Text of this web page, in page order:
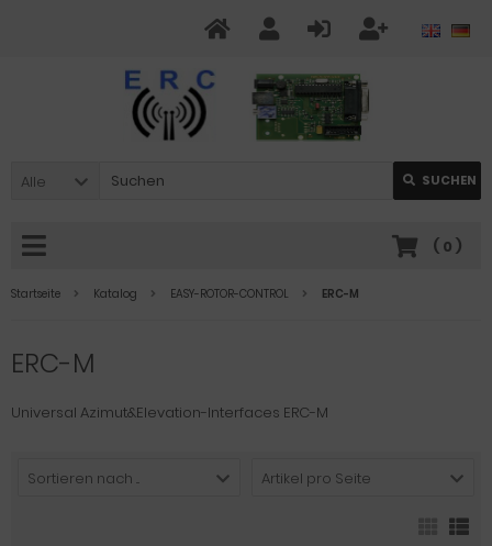
Alle SUCHEN
( 0 )
Startseite Katalog EASY-ROTOR-CONTROL ERC-M
ERC-M
Universal Azimut&Elevation-Interfaces ERC-M
Sortieren nach ... Artikel pro Seite